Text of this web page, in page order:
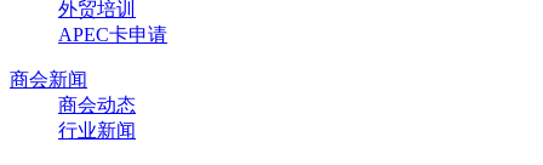
会务展览
大宗商品国际供应链研究中心
APEC卡申请
商会新闻